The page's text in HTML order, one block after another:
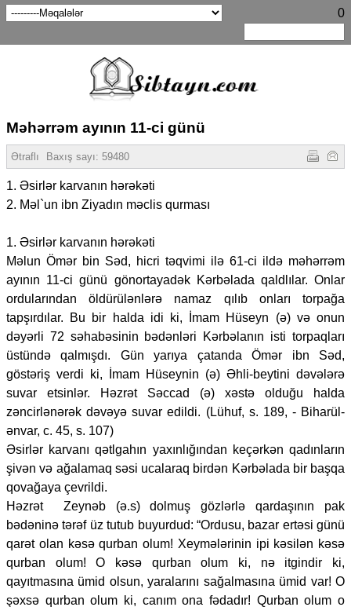
0
Məhərrəm ayının 11-ci günü
Ətraflı Baxış sayı: 59480
1. Əsirlər karvanın hərəkəti
2. Məl`un ibn Ziyadın məclis qurması
1. Əsirlər karvanın hərəkəti
Məlun Ömər bin Səd, hicri təqvimi ilə 61-ci ildə məhərrəm
ayının 11-ci günü gönortayadək Kərbəlada qaldlılar. Onlar
ordularından öldürülənlərə namaz qılıb onları torpağa
tapşırdılar. Bu bir halda idi ki, İmam Hüseyn (ə) və onun
dəyərli 72 səhabəsinin bədənləri Kərbəlanın isti torpaqları
üstündə qalmışdı. Gün yarıya çatanda Ömər ibn Səd,
göstəriş verdi ki, İmam Hüseynin (ə) Əhli-beytini dəvələrə
suvar etsinlər. Həzrət Səccad (ə) xəstə olduğu halda
zəncirlənərək dəvəyə suvar edildi. (Lühuf, s. 189, - Biharül-
ənvar, c. 45, s. 107)
Əsirlər karvanı qətlgahın yaxınlığından keçərkən qadınların
şivən və ağalamaq səsi ucalaraq birdən Kərbəlada bir başqa
qovağaya çevrildi.
Həzrət Zeynəb (ə.s) dolmuş gözlərlə qardaşının pak
bədəninə tərəf üz tutub buyurdud: “Ordusu, bazar ertəsi günü
qarət olan kəsə qurban olum! Xeymələrinin ipi kəsilən kəsə
qurban olum! O kəsə qurban olum ki, nə itgindir ki,
qayıtmasına ümid olsun, yaralarını sağalmasına ümid var! O
şəxsə qurban olum ki, canım ona fədadır! Qurban olum o